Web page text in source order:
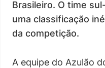
Brasileiro. O time
uma classificação
da competição.
A equipe do Azulão